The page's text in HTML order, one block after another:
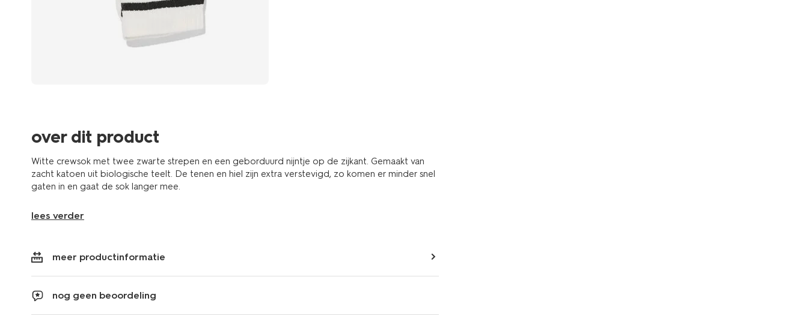
over dit product
Witte crewsok met twee zwarte strepen en een geborduurd nijntje op de zijkant. Gemaakt van
zacht katoen uit biologische teelt. De tenen en hiel zijn extra verstevigd, zo komen er minder snel
gaten in en gaat de sok langer mee.
lees verder
meer productinformatie
nog geen beoordeling